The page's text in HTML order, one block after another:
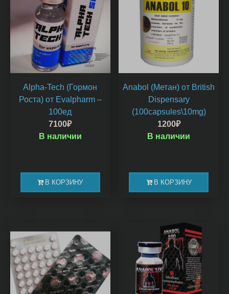
Alpha-Tech (Гормон
Роста) от Evalpharm –
100ед
7100₽
В КОРЗИНУ
В наличии
Anabol (Метан) от British
Dispensary
(100capsules\10mg)
1200₽
В КОРЗИНУ
В наличии